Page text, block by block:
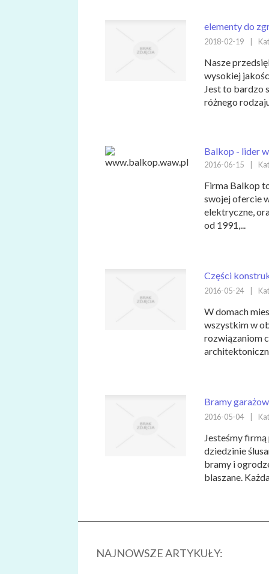
elementy do
2018-02-19
Nasze
wysokiej
Jest to bardzo
różnego
Balkop - lider
2016-06-15
Firma Balkop
swojej ofercie
elektryczne,
od 1991,...
Części
2016-05-24
W domach
wszystkim w
rozwiązaniom
Bramy
2016-05-04
Jesteśmy
dziedzinie
bramy i
blaszane.
NAJNOWSZE ARTYKUŁY: